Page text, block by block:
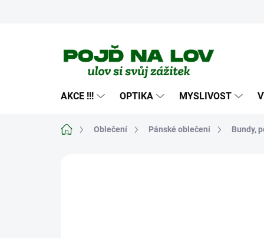
AKCE !!! OPTIKA MYSLIVOST
Domů Oblečení Pánské oblečení Bundy,